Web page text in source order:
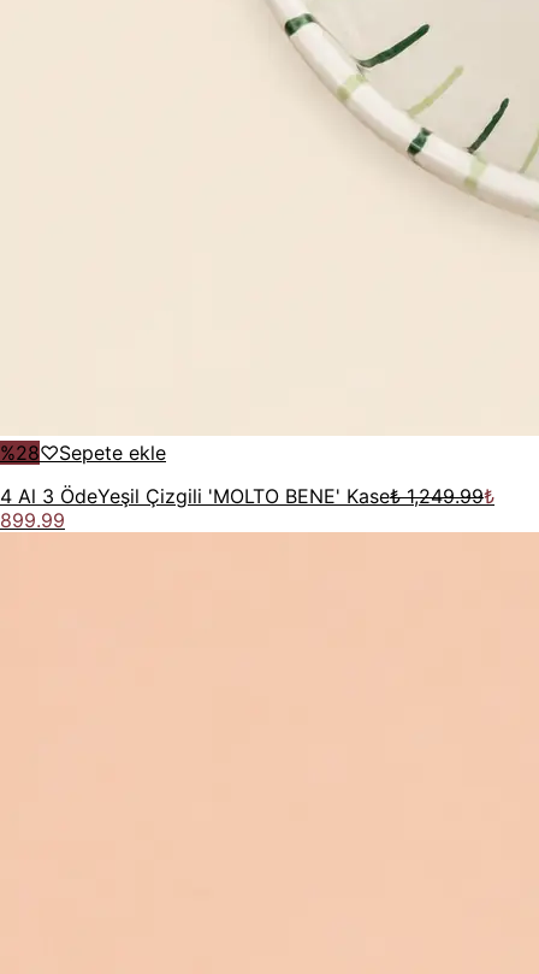
%28♡Sepete ekle
4 Al 3 ÖdeYeşil Çizgili 'MOLTO BENE' Kase₺ 1,249.99₺
899.99